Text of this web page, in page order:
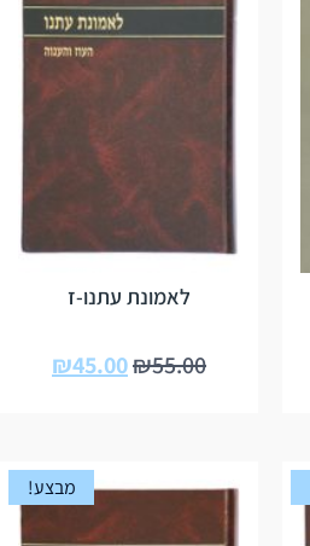
לאמונת עתנו-ז
₪55.00
₪45.00
מבצע!